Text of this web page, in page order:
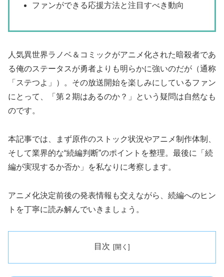
ファンができる応援方法と注目すべき動向
人気異世界ラノベ＆コミックがアニメ化された暗殺者であ
る俺のステータスが勇者よりも明らかに強いのだが（通称
「ステつよ」）。その放送開始を楽しみにしているファン
にとって、「第２期はあるのか？」という疑問は自然なも
のです。
本記事では、まず原作のストック状況やアニメ制作体制、
そして業界的な“続編判断”のポイントを整理。最後に「続
編が実現するか否か」を私なりに考察します。
アニメ化決定前後の発表情報も交えながら、続編へのヒン
トを丁寧に読み解んでいきましょう。
目次